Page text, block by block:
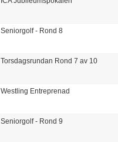
Seniorgolf - Rond 8
Torsdagsrundan Rond 7 av 10
Westling Entreprenad
Seniorgolf - Rond 9